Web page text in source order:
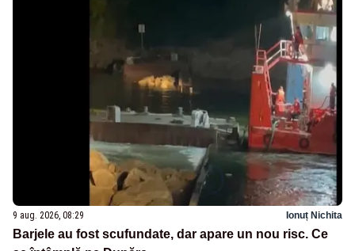
9 aug. 2026, 08:29 Ionuț Nichita
Barjele au fost scufundate, dar apare un nou risc. Ce